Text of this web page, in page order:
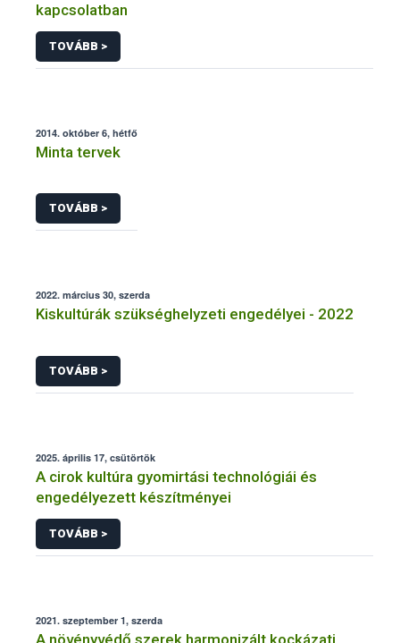
kapcsolatban
TOVÁBB >
2014. október 6, hétfő
Minta tervek
TOVÁBB >
2022. március 30, szerda
Kiskultúrák szükséghelyzeti engedélyei - 2022
TOVÁBB >
2025. április 17, csütörtök
A cirok kultúra gyomirtási technológiái és
engedélyezett készítményei
TOVÁBB >
2021. szeptember 1, szerda
A növényvédő szerek harmonizált kockázati